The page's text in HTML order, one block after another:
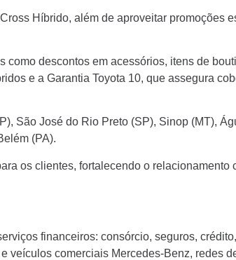
Híbrido, além de aproveitar promoções
como descontos em acessórios, itens de
e a Garantia Toyota 10, que assegura
São José do Rio Preto (SP), Sinop (MT),
(PA).
os clientes, fortalecendo o relacionamento
financeiros: consórcio, seguros, crédito,
veículos comerciais Mercedes-Benz, redes